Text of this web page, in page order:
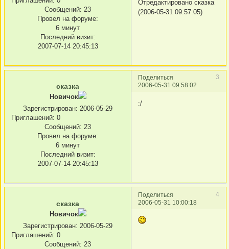
Сообщений: 23
Провел на форуме:
6 минут
Последний визит:
2007-07-14 20:45:13
Отредактировано сказка
(2006-05-31 09:57:05)
Поделиться
3
2006-05-31 09:58:02
сказка
Новичок
Зарегистрирован: 2006-05-29
Приглашений: 0
Сообщений: 23
Провел на форуме:
6 минут
Последний визит:
2007-07-14 20:45:13
:/
Поделиться
4
2006-05-31 10:00:18
сказка
Новичок
Зарегистрирован: 2006-05-29
Приглашений: 0
Сообщений: 23